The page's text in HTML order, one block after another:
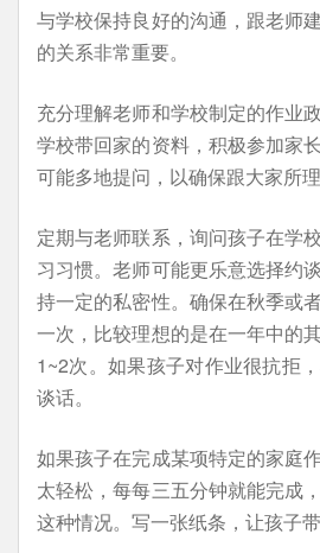
与学校保持良好的沟通，跟老师
的关系非常重要。
充分理解老师和学校制定的作业
学校带回家的资料，积极参加家
可能多地提问，以确保跟大家所
定期与老师联系，询问孩子在学
习习惯。老师可能更乐意选择约
持一定的私密性。确保在秋季或
一次，比较理想的是在一年中的
1~2次。如果孩子对作业很抗拒
谈话。
如果孩子在完成某项特定的家庭
太轻松，每每三五分钟就能完成
这种情况。写一张纸条，让孩子带